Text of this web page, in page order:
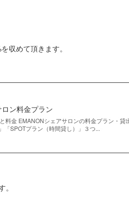
収めて頂きます。
ン料金プラン
料金 EMANONシェアサロンの料金プラン・
「SPOTプラン（時間貸し）」３つ...